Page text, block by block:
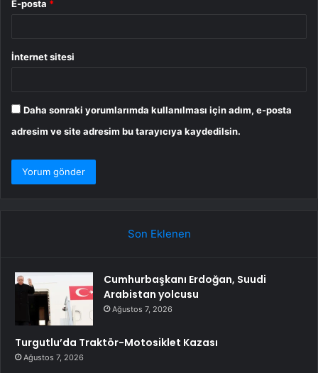
E-posta *
İnternet sitesi
Daha sonraki yorumlarımda kullanılması için adım, e-posta
adresim ve site adresim bu tarayıcıya kaydedilsin.
Son Eklenen
Cumhurbaşkanı Erdoğan, Suudi
Arabistan yolcusu
Ağustos 7, 2026
Turgutlu’da Traktör-Motosiklet Kazası
Ağustos 7, 2026